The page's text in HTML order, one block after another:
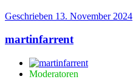
Geschrieben 13. November 2024
martinfarrent
Moderatoren